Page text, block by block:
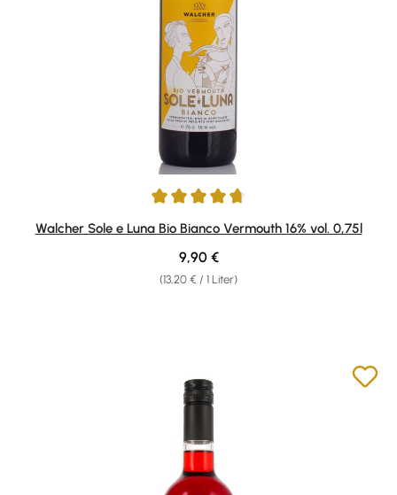
Durchschnittliche Bewertung von 4.83 von 5 Sternen
Walcher Sole e Luna Bio Bianco Vermouth 16% vol. 0,75l
(13,20 € / 1 Liter)
Regulärer Preis:
9,90 €